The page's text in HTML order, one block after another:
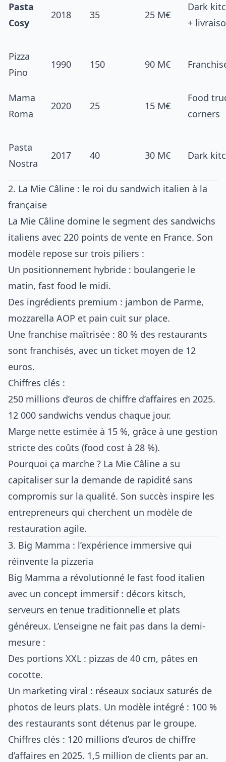
Pasta
Cosy
2018 35 25 M€
Dark
+
Pizza
Pino
1990 150 90 M€
Mama
Roma
2020 25 15 M€
Food
corners
Pasta
Nostra
2017 40 30 M€ Dark
2. La Mie Câline : le roi du sandwich italien à la
française
La Mie Câline domine le segment des sandwichs
italiens avec 220 points de vente en France. Son
modèle repose sur trois piliers :
Un positionnement hybride : boulangerie le
matin, fast food le midi.
Des ingrédients premium : jambon de Parme,
mozzarella AOP et pain cuit sur place.
Une franchise maîtrisée : 80 % des restaurants
sont franchisés, avec un ticket moyen de 12
euros.
Chiffres clés :
250 millions d’euros de chiffre d’affaires en 2025.
12 000 sandwichs vendus chaque jour.
Marge nette estimée à 15 %, grâce à une gestion
stricte des coûts (food cost à 28 %).
Pourquoi ça marche ? La Mie Câline a su
capitaliser sur la demande de rapidité sans
compromis sur la qualité. Son succès inspire les
entrepreneurs qui cherchent un modèle de
restauration agile.
3. Big Mamma : l’expérience immersive qui
réinvente la pizzeria
Big Mamma a révolutionné le fast food italien
avec un concept immersif : décors kitsch,
serveurs en tenue traditionnelle et plats
généreux. L’enseigne ne fait pas dans la demi-
mesure :
Des portions XXL : pizzas de 40 cm, pâtes en
cocotte.
Un marketing viral : réseaux sociaux saturés de
photos de leurs plats. Un modèle intégré : 100 %
des restaurants sont détenus par le groupe.
Chiffres clés : 120 millions d’euros de chiffre
d’affaires en 2025. 1,5 million de clients par an.